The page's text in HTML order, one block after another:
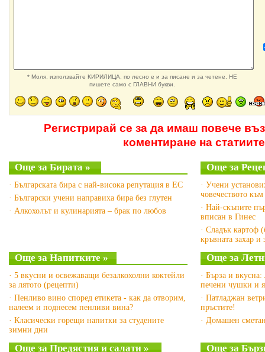
* Моля, използвайте КИРИЛИЦА, по лесно е и за писане и за четене. НЕ
пишете само с ГЛАВНИ букви.
Регистрирай се за да имаш повече
коментиране на статиите
Още за Бирата »
· Българската бира с най-висока репутация в ЕС
· Български учени направиха бира без глутен
· Алкохолът и кулинарията – брак по любов
Още за
· Учени
човечеството
· Най-скъпите
вписан в Гинес
· Сладък картоф
кръвната захар и
Още за Напитките »
· 5 вкусни и освежаващи безалкохолни коктейли
за лятото (рецепти)
· Пенливо вино според етикета - как да отворим,
налеем и поднесем пенливи вина?
· Класически горещи напитки за студените
зимни дни
Още за
· Бърза и
печени чушки и
· Патладжан
пръстите!
· Домашен
Още за Предястия и салати » Още за